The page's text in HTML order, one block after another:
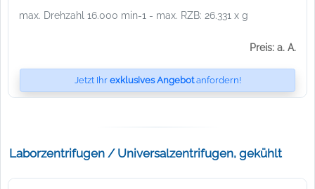
max. Drehzahl 16.000 min-1 - max. RZB: 26.331 x g
Preis: a. A.
Jetzt Ihr exklusives Angebotanfordern!
Laborzentrifugen / Universalzentrifugen, gekühlt